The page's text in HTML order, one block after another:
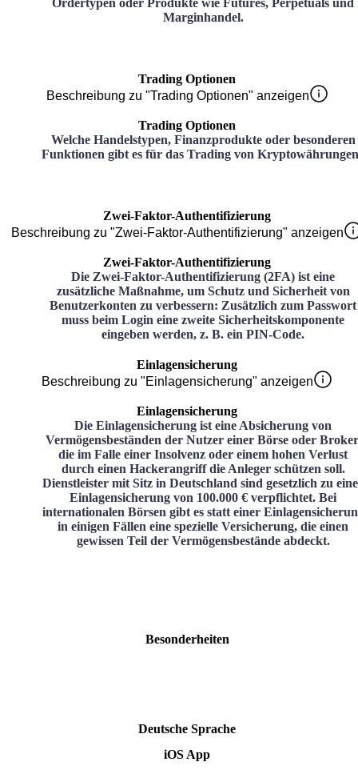
Ordertypen oder Produkte wie Futures, Perpetuals und
Marginhandel.
Trading Optionen
Beschreibung zu "Trading Optionen" anzeigen
Trading Optionen
Welche Handelstypen, Finanzprodukte oder besonderen
Funktionen gibt es für das Trading von
Zwei-Faktor-Authentifizierung
Beschreibung zu "Zwei-Faktor-Authentifizierung" anzeigen
Zwei-Faktor-Authentifizierung
Die Zwei-Faktor-Authentifizierung (2FA) ist eine
zusätzliche Maßnahme, um Schutz und Sicherheit von
Benutzerkonten zu verbessern: Zusätzlich zum Passwort
muss beim Login eine zweite Sicherheitskomponente
eingeben werden, z. B. ein PIN-Code.
Einlagensicherung
Beschreibung zu "Einlagensicherung" anzeigen
Einlagensicherung
Die Einlagensicherung ist eine Absicherung von
Vermögensbeständen der Nutzer einer Börse oder
die im Falle einer Insolvenz oder einem hohen Verlust
durch einen Hackerangriff die Anleger schützen soll.
Dienstleister mit Sitz in Deutschland sind gesetzlich zu
Einlagensicherung von 100.000 € verpflichtet. Bei
internationalen Börsen gibt es statt einer
in einigen Fällen eine spezielle Versicherung, die einen
gewissen Teil der Vermögensbestände abdeckt.
Besonderheiten
Deutsche Sprache
iOS App